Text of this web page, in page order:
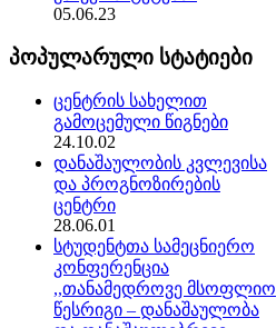
05.06.23
პოპულარული სტატიები
ცენტრის სახელით
გამოცემული წიგნები
24.10.02
დანაშაულობის კვლევისა
და პროგნოზირების
ცენტრი
28.06.01
სტუდენტთა სამეცნიერო
კონფერენცია
,,თანამედროვე მსოფლიო
წესრიგი – დანაშაულობა